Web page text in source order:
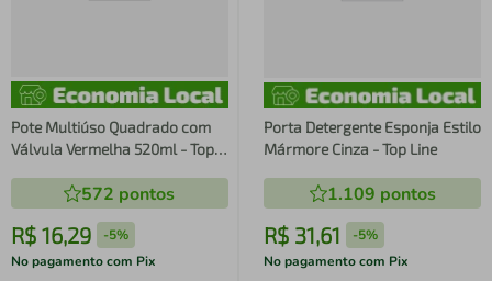
Pote Multiúso Quadrado com
Válvula Vermelha 520ml - Top
572 pontos
R$ 16,29 -5%
No pagamento com Pix
Porta Detergente Esponja Estilo
Mármore Cinza - Top Line
1.109 pontos
R$ 31,61 -5%
No pagamento com Pix